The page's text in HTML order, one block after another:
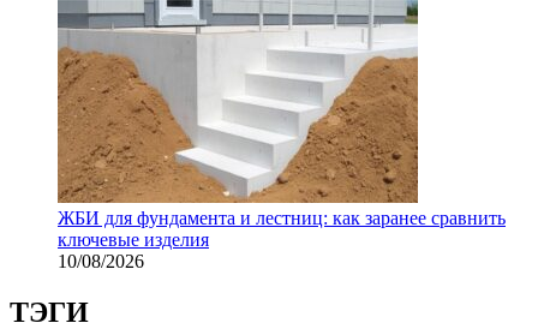
ЖБИ для фундамента и лестниц: как заранее сравнить
ключевые изделия
10/08/2026
ТЭГИ